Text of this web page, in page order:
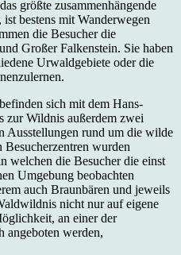
größte zusammenhängende
bestens mit Wanderwegen
die Besucher die
Großer Falkenstein. Sie haben
Urwaldgebiete oder die
sich mit dem Hans-
zur Wildnis außerdem zwei
Ausstellungen rund um die wilde
wurden
welchen die Besucher die einst
Umgebung beobachten
auch Braunbären und jeweils
nicht nur auf eigene
an einer der
angeboten werden,